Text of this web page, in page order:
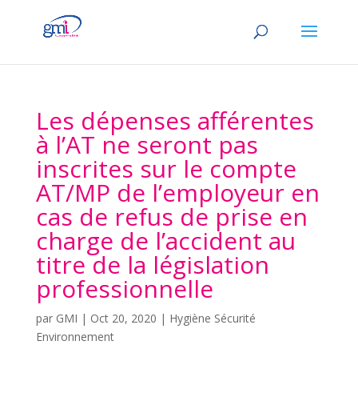
Les dépenses afférentes
à l’AT ne seront pas
inscrites sur le compte
AT/MP de l’employeur en
cas de refus de prise en
charge de l’accident au
titre de la législation
professionnelle
par GMI | Oct 20, 2020 | Hygiène Sécurité
Environnement